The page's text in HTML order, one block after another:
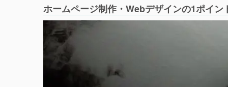
ホームページ制作・Webデザインの1ポイン